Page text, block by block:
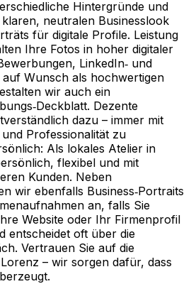
Hintergründe und
neutralen Businesslook
für digitale Profile. Leistung
Ihre Fotos in hoher digitaler
LinkedIn‑ und
auf Wunsch als hochwertigen
wir auch ein
Dezente
dazu – immer mit
Professionalität zu
Als lokales Atelier in
flexibel und mit
Kunden. Neben
wir ebenfalls Business‑Portraits
an, falls Sie
Website oder Ihr Firmenprofil
entscheidet oft über die
Vertrauen Sie auf die
– wir sorgen dafür, dass